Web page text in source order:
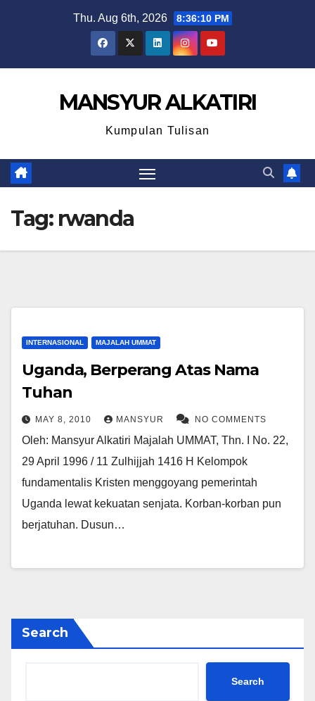
Thu. Aug 6th, 2026 8:36:10 PM
MANSYUR ALKATIRI
Kumpulan Tulisan
Tag: rwanda
INTERNASIONAL MAJALAH UMMAT
Uganda, Berperang Atas Nama
Tuhan
MAY 8, 2010 MANSYUR NO COMMENTS
Oleh: Mansyur Alkatiri Majalah UMMAT, Thn. I No. 22,
29 April 1996 / 11 Zulhijjah 1416 H Kelompok
fundamentalis Kristen menggoyang pemerintah
Uganda lewat kekuatan senjata. Korban-korban pun
berjatuhan. Dusun…
Search
Search